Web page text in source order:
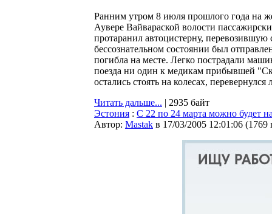
Ранним утром 8 июля прошлого года на
Аувере Вайвараской волости
протаранил автоцистерну,
бессознательном состоянии был
погибла на месте. Легко пострадали
поезда ни один к медикам прибывшей
остались стоять на колесах,
Читать дальше... | 2935 байт
Эстония : С 22 по 24 марта можно будет
Автор: Мastak в 17/03/2005 12:01:06 (1769